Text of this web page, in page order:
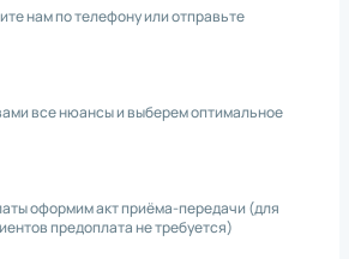
нам по телефону или отправьте
все нюансы и выберем оптимальное
оформим акт приёма-передачи (для
предоплата не требуется)